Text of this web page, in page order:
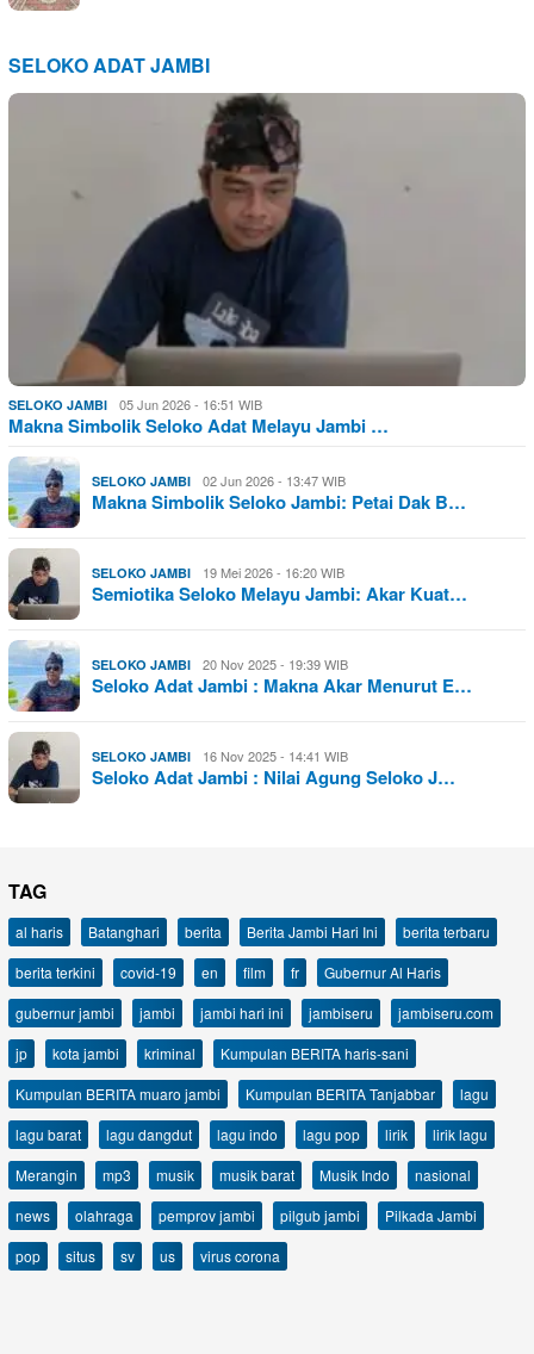
SELOKO ADAT JAMBI
SELOKO JAMBI 05 Jun 2026 - 16:51 WIB
Makna Simbolik Seloko Adat Melayu Jambi …
SELOKO JAMBI 02 Jun 2026 - 13:47 WIB
Makna Simbolik Seloko Jambi: Petai Dak B…
SELOKO JAMBI 19 Mei 2026 - 16:20 WIB
Semiotika Seloko Melayu Jambi: Akar Kuat…
SELOKO JAMBI 20 Nov 2025 - 19:39 WIB
Seloko Adat Jambi : Makna Akar Menurut E…
SELOKO JAMBI 16 Nov 2025 - 14:41 WIB
Seloko Adat Jambi : Nilai Agung Seloko J…
TAG
al haris Batanghari berita Berita Jambi Hari Ini
berita terbaru
berita terkini
covid-19 en film fr
Gubernur Al Haris
gubernur jambi
jambi jambi hari ini jambiseru
jambiseru.com
jp
kota jambi kriminal
Kumpulan BERITA haris-sani
Kumpulan BERITA muaro jambi
Kumpulan BERITA Tanjabbar
lagu
lagu barat
lagu dangdut lagu indo lagu pop lirik
lirik lagu
Merangin
mp3 musik musik barat Musik Indo
nasional
news
olahraga pemprov jambi pilgub jambi
Pilkada Jambi
pop
situs sv us virus corona